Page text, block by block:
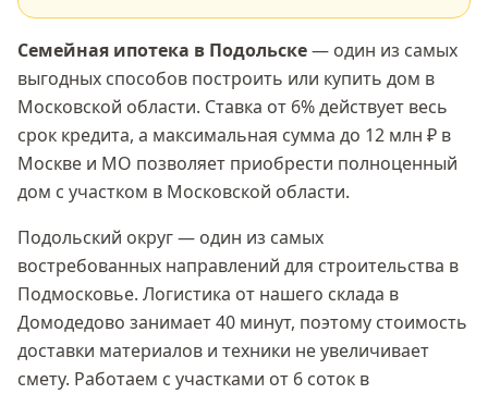
Семейная ипотека в Подольске— один из самых
выгодных способов построить или купить дом в
Московской области. Ставка от 6%действует весь
срок кредита, а максимальная сумма до 12 млн ₽ в
Москве и МО позволяет приобрести полноценный
дом с участком в Московской области.
Подольский округ — один из самых
востребованных направлений для строительства в
Подмосковье. Логистика от нашего склада в
Домодедово занимает 40 минут, поэтому стоимость
доставки материалов и техники не увеличивает
смету. Работаем с участками от 6 соток в